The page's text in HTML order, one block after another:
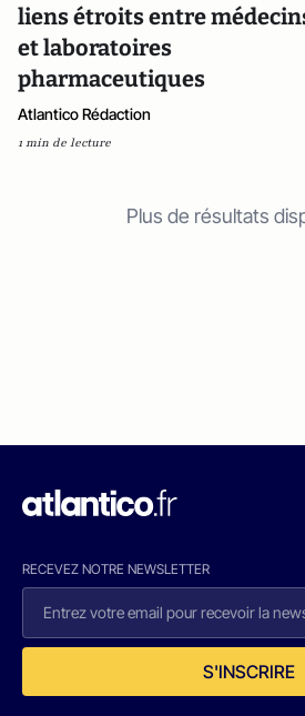
liens étroits entre
et laboratoires
pharmaceutiques
Atlantico Rédaction
1 min de lecture
Plus de résultats
RECEVEZ NOTRE NEWSLETTER
S'INSCRIRE